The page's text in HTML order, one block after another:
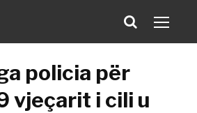
policia për
vjeçarit i cili u